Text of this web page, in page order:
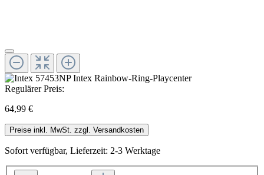
Regulärer Preis:
64,99 €
Preise inkl. MwSt. zzgl. Versandkosten
Sofort verfügbar, Lieferzeit: 2-3 Werktage